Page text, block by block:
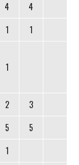
4
4
1 1
1
2
3
5
5
1